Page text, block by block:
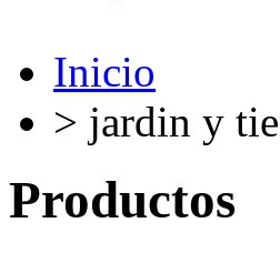
Inicio
> jardin y
Productos